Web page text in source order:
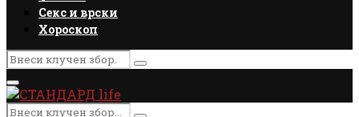
Секс и врски
Хороскоп
Search
for:
Search
Primary
Menu
Search